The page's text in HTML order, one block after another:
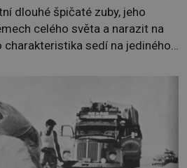
dlouhé špičaté zuby, jeho
celého světa a narazit na
charakteristika sedí na jediného
ví už celá staletí. Zvíře
dosahuje […]